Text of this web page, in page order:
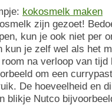
kokosmelk maken
zijn gezoet!
kun je ook niet per
kun je zelf wel als het
na verloop van
om een
De hoeveelheid en
blikje Nutco